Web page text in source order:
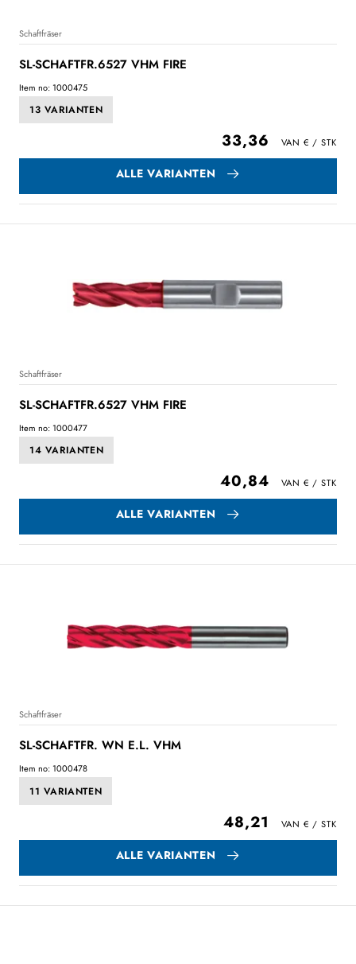
Schaftfräser
SL-SCHAFTFR.6527 VHM FIRE
Item no: 1000475
13 VARIANTEN
33,36
ALLE VARIANTEN
Schaftfräser
SL-SCHAFTFR.6527 VHM FIRE
Item no: 1000477
14 VARIANTEN
40,84
ALLE VARIANTEN
Schaftfräser
SL-SCHAFTFR. WN E.L. VHM
Item no: 1000478
11 VARIANTEN
48,21
ALLE VARIANTEN